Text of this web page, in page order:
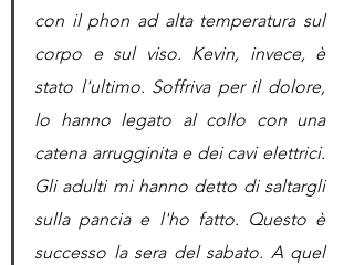
con il phon ad alta temperatura sul
corpo e sul viso. Kevin, invece, è
stato l'ultimo. Soffriva per il dolore,
lo hanno legato al collo con una
catena arrugginita e dei cavi elettrici.
Gli adulti mi hanno detto di saltargli
sulla pancia e l'ho fatto. Questo è
successo la sera del sabato. A quel